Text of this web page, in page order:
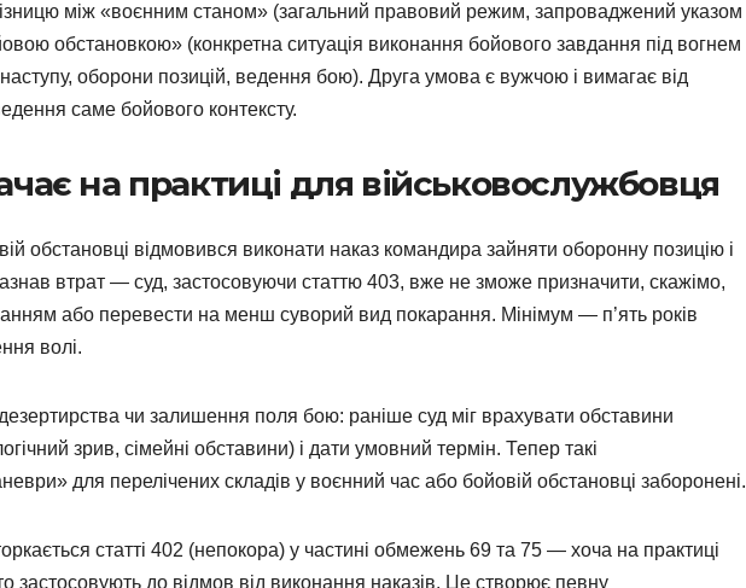
між «воєнним станом» (загальний правовий режим, запроваджений указом
обстановкою» (конкретна ситуація виконання бойового завдання під вогнем
оборони позицій, ведення бою). Друга умова є вужчою і вимагає від
саме бойового контексту.
на практиці для військовослужбовця
обстановці відмовився виконати наказ командира зайняти оборонну позицію і
втрат — суд, застосовуючи статтю 403, вже не зможе призначити, скажімо,
або перевести на менш суворий вид покарання. Мінімум — п’ять років
волі.
чи залишення поля бою: раніше суд міг врахувати обставини
зрив, сімейні обставини) і дати умовний термін. Тепер такі
для перелічених складів у воєнний час або бойовій обстановці заборонені.
статті 402 (непокора) у частині обмежень 69 та 75 — хоча на практиці
застосовують до відмов від виконання наказів. Це створює певну